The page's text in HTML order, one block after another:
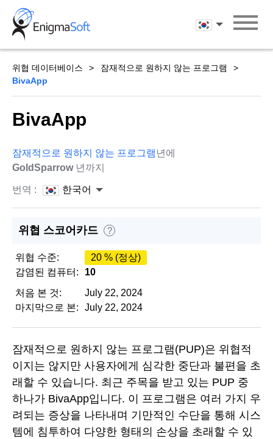
Skip
content
한국어
위협 데이터베이스
잠재적으로 원하지 않는 프로그램
BivaApp
BivaApp
잠재적으로 원하지 않는 프로그램 년에
GoldSparrow년까지
번역 : 한국어
위협 스코어카드 ?
위협 수준:
20 % (정상)
감염된 컴퓨터:
10
처음 본 것:
July 22, 2024
마지막으로 본:
July 22, 2024
잠재적으로 원하지 않는 프로그램(PUP)은 위협적
이지는 않지만 사용자에게 심각한 중단과 불편을 초
래할 수 있습니다. 최근 주목을 받고 있는 PUP 중
하나가 BivaApp입니다. 이 프로그램은 여러 가지 우
려되는 증상을 나타내며 기만적인 수단을 통해 시스
템에 침투하여 다양한 형태의 손상을 초래할 수 있